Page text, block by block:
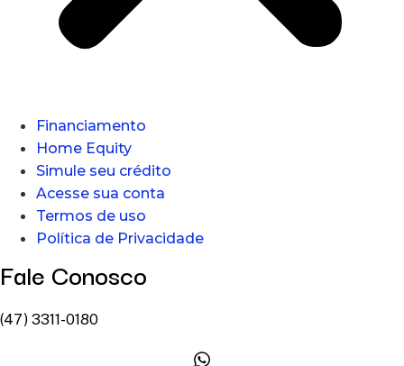
Financiamento
Home Equity
Simule seu crédito
Acesse sua conta
Termos de uso
Política de Privacidade
Fale Conosco
(47) 3311-0180